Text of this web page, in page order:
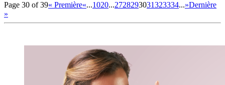
Page 30 of 39« Première«...1020...2728293031323334...»Dernière
»